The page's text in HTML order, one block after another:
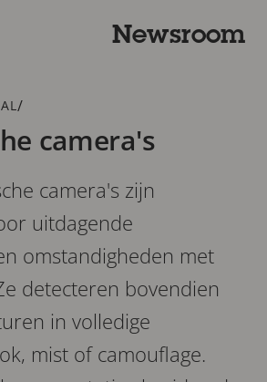
Newsroom
/
camera's
camera's zijn
uitdagende
omstandigheden met
detecteren bovendien
in volledige
mist of camouflage.